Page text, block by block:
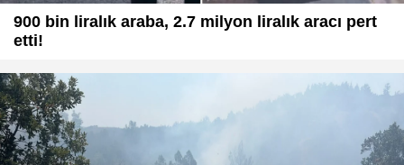
900 bin liralık araba, 2.7 milyon liralık aracı pert
etti!